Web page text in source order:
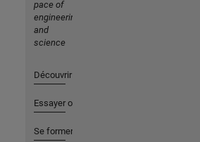
pace of
engineering
and
science
Découvrir les produits
Essayer ou acheter
Se former